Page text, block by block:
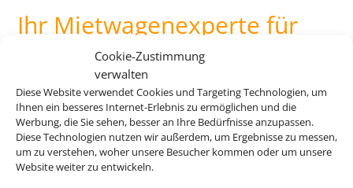
Cookie-Zustimmung
verwalten
Diese Website verwendet Cookies und Targeting Technologien, um
Ihnen ein besseres Internet-Erlebnis zu ermöglichen und die
Werbung, die Sie sehen, besser an Ihre Bedürfnisse anzupassen.
Diese Technologien nutzen wir außerdem, um Ergebnisse zu messen,
um zu verstehen, woher unsere Besucher kommen oder um unsere
Website weiter zu entwickeln.
Ihr Mietwagenexperte für
den perfekten Urlaub.
Bei uns finden Sie Mietwagen für über 120 Länder und an
mehr als 8.000 Stationen weltweit. Egal ob Spanien, Italien,
USA oder Neuseeland – wir haben für jedes Reiseziel das
passende Mietwagen-Angebot für Sie.